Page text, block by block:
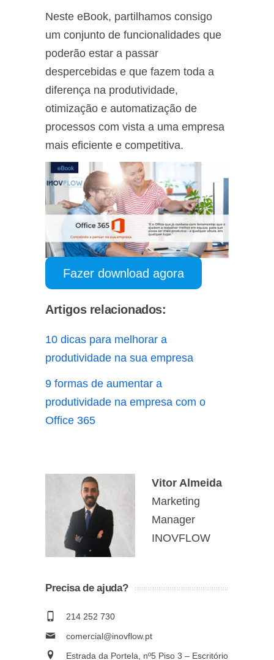
Neste eBook, partilhamos consigo
um conjunto de funcionalidades que
poderão estar a passar
despercebidas e que fazem toda a
diferença na produtividade,
otimização e automatização de
processos com vista a uma empresa
mais eficiente e competitiva.
Fazer download agora
Artigos relacionados:
10 dicas para melhorar a
produtividade na sua empresa
9 formas de aumentar a
produtividade na empresa com o
Office 365
Vitor Almeida
Marketing
Manager
INOVFLOW
Precisa de ajuda?
214 252 730
comercial@inovflow.pt
Estrada da Portela, nº5 Piso 3 – Escritório